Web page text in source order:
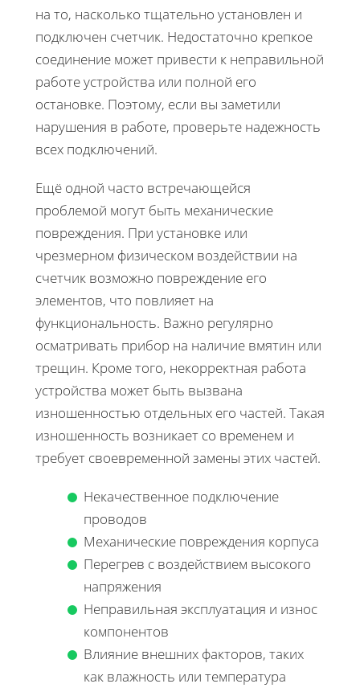
на то, насколько тщательно установлен и
подключен счетчик. Недостаточно крепкое
соединение может привести к неправильной
работе устройства или полной его
остановке. Поэтому, если вы заметили
нарушения в работе, проверьте надежность
всех подключений.
Ещё одной часто встречающейся
проблемой могут быть механические
повреждения. При установке или
чрезмерном физическом воздействии на
счетчик возможно повреждение его
элементов, что повлияет на
функциональность. Важно регулярно
осматривать прибор на наличие вмятин или
трещин. Кроме того, некорректная работа
устройства может быть вызвана
изношенностью отдельных его частей. Такая
изношенность возникает со временем и
требует своевременной замены этих частей.
Некачественное подключение
проводов
Механические повреждения корпуса
Перегрев с воздействием высокого
напряжения
Неправильная эксплуатация и износ
компонентов
Влияние внешних факторов, таких
как влажность или температура